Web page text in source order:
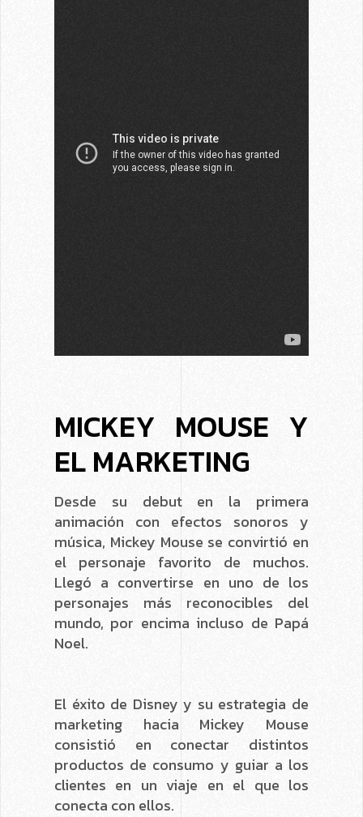
MICKEY MOUSE Y
EL MARKETING
Desde su debut en la primera
animación con efectos sonoros y
música, Mickey Mouse se convirtió en
el personaje favorito de muchos.
Llegó a convertirse en uno de los
personajes más reconocibles del
mundo, por encima incluso de Papá
Noel.
El éxito de Disney y su estrategia de
marketing hacia Mickey Mouse
consistió en conectar distintos
productos de consumo y guiar a los
clientes en un viaje en el que los
conecta con ellos.